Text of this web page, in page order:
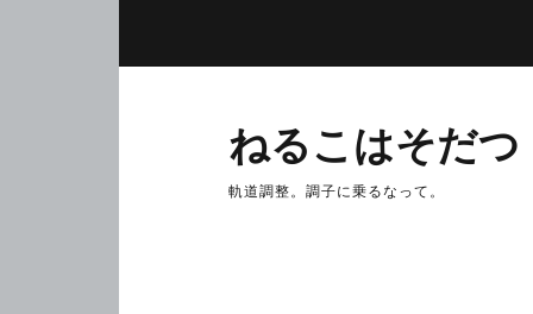
ねるこはそだつ
軌道調整。調子に乗るなって。